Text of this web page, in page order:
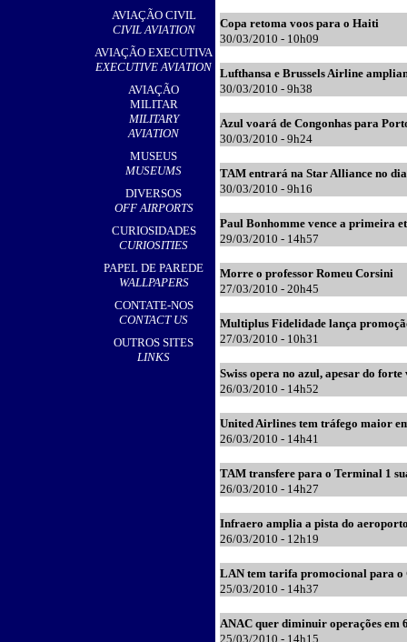
AVIAÇÃO CIVIL
CIVIL AVIATION
AVIAÇÃO EXECUTIVA
EXECUTIVE AVIATION
AVIAÇÃO
MILITAR
MILITARY
AVIATION
MUSEUS
MUSEUMS
DIVERSOS
OFF AIRPORTS
CURIOSIDADES
CURIOSITIES
PAPEL DE PAREDE
WALLPAPERS
CONTATE-NOS
CONTACT US
OUTROS SITES
LINKS
Copa retoma voos para o Haiti
30/03/2010 - 10h09
Lufthansa e Brussels Airline
30/03/2010 - 9h38
Azul voará de Congonhas para
30/03/2010 - 9h24
TAM entrará na Star Alliance no
30/03/2010 - 9h16
Paul Bonhomme vence a primeira
29/03/2010 - 14h57
Morre o professor Romeu Corsini
27/03/2010 - 20h45
Multiplus Fidelidade lança
27/03/2010 - 10h31
Swiss opera no azul, apesar do
26/03/2010 - 14h52
United Airlines tem tráfego maior
26/03/2010 - 14h41
TAM transfere para o Terminal 1
26/03/2010 - 14h27
Infraero amplia a pista do
26/03/2010 - 12h19
LAN tem tarifa promocional para o
25/03/2010 - 14h37
ANAC quer diminuir operações em
25/03/2010 - 14h15